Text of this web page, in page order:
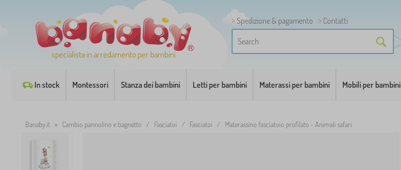
specialista in arredamento per bambini
Spedizione & pagamento
Contatti
In stock Montessori Stanza dei bambini Letti per bambini Materassi per bambini Mobili per bambini
Banaby.it » Cambio pannolino e bagnetto / Fasciatoi / Fasciatoi / Materassino fasciatoio profilato - Animali safari